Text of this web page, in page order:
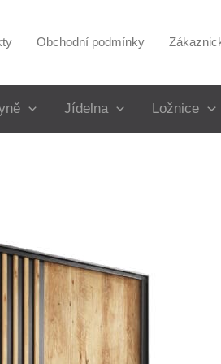
Obchodní podmínky
Jídelna Ložnice